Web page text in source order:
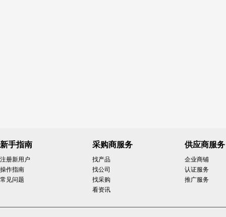
新手指南
注册新用户
操作指南
常见问题
采购商服务
找产品
找公司
找采购
看资讯
供应商服务
企业商铺
认证服务
推广服务